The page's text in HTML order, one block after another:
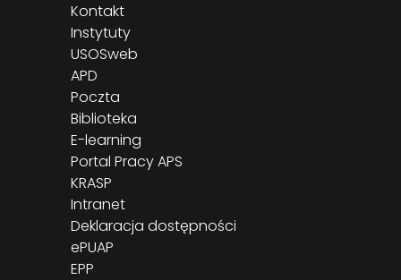
Kontakt
Instytuty
USOSweb
APD
Poczta
Biblioteka
E-learning
Portal Pracy APS
KRASP
Intranet
Deklaracja dostępności
ePUAP
EPP